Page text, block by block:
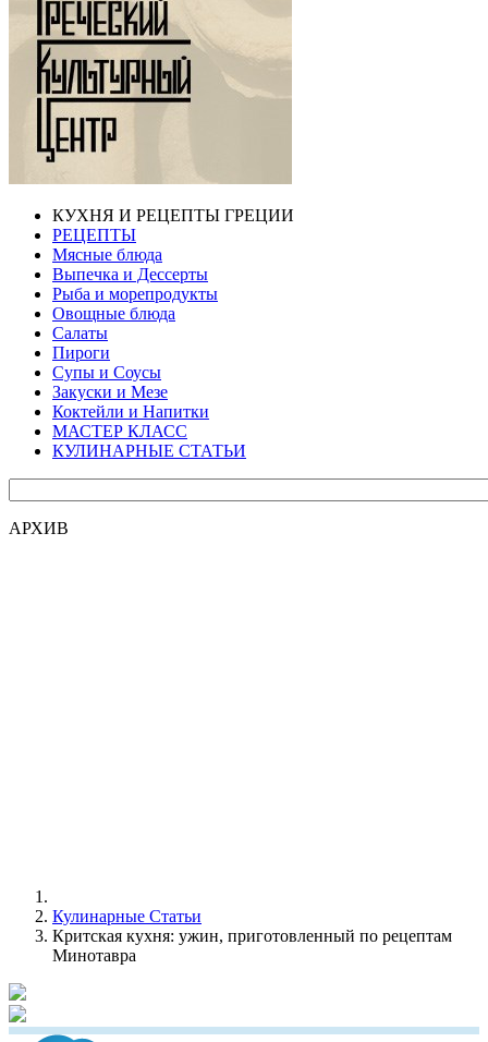
КУХНЯ И РЕЦЕПТЫ ГРЕЦИИ
РЕЦЕПТЫ
Мясные блюда
Выпечка и Дессерты
Рыба и морепродукты
Овощные блюда
Салаты
Пироги
Супы и Соусы
Закуски и Мезе
Коктейли и Напитки
МАСТЕР КЛАСС
КУЛИНАРНЫЕ СТАТЬИ
АРХИВ
Кулинарные Статьи
Критская кухня: ужин, приготовленный по рецептам
Минотавра